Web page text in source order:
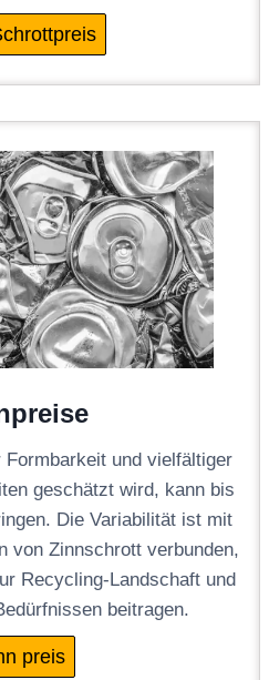
und vielfältiger
geschätzt wird, kann bis
Die Variabilität ist mit
von Zinnschrott verbunden,
Recycling-Landschaft und
beitragen.
preis